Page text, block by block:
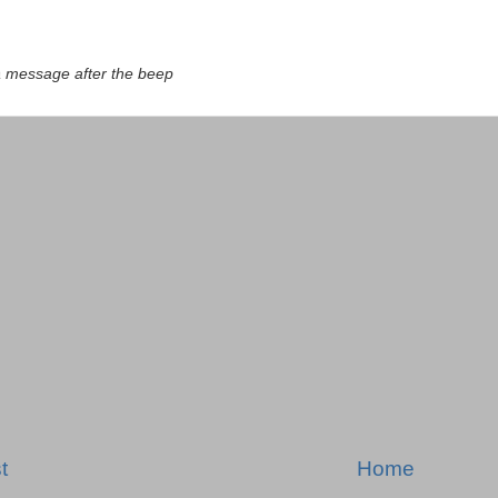
message after the beep
Home